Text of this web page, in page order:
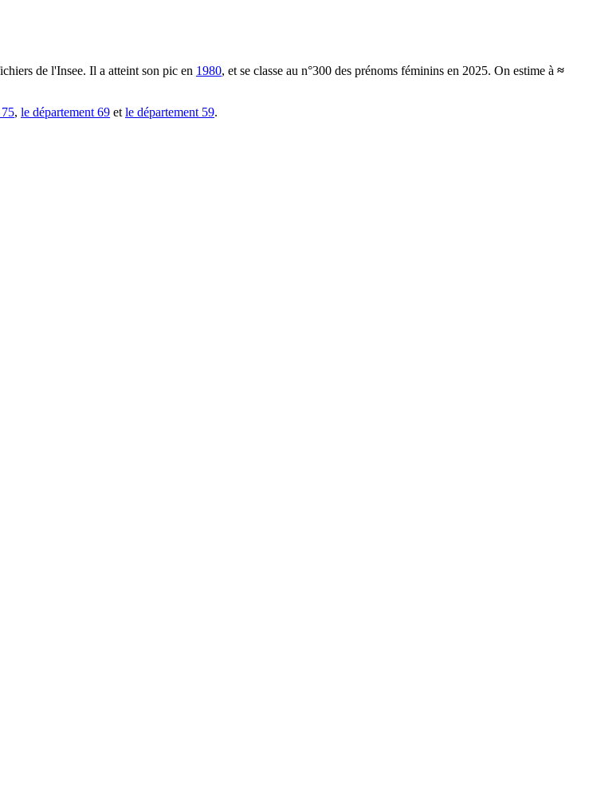
de l'Insee. Il a atteint son pic en 1980, et se classe au n°300 des prénoms féminins en 2025. On estime à ≈
75, le département 69 et le département 59.